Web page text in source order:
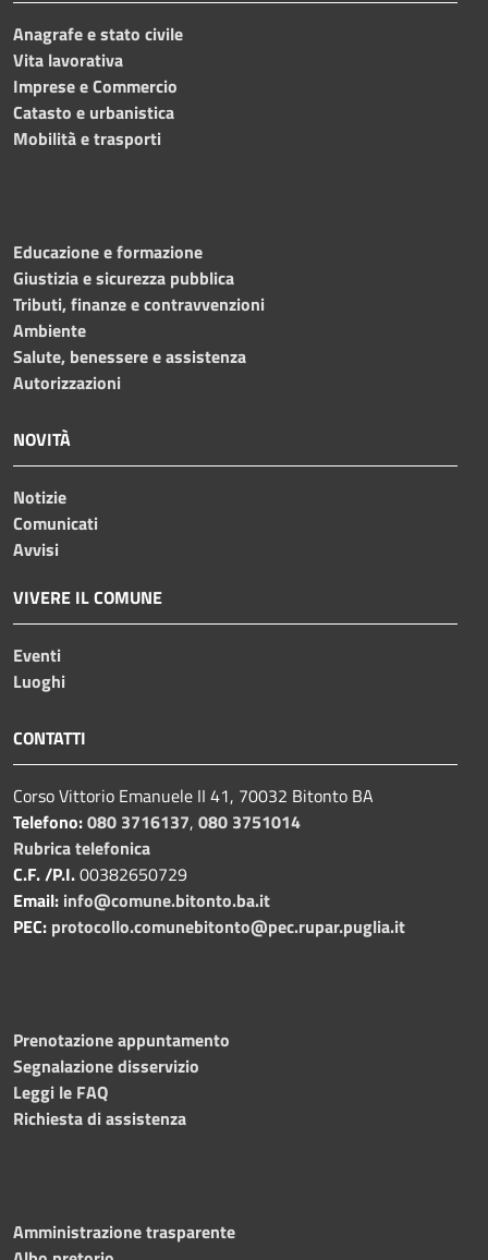
Anagrafe e stato civile
Vita lavorativa
Imprese e Commercio
Catasto e urbanistica
Mobilità e trasporti
Educazione e formazione
Giustizia e sicurezza pubblica
Tributi, finanze e contravvenzioni
Ambiente
Salute, benessere e assistenza
Autorizzazioni
NOVITÀ
Notizie
Comunicati
Avvisi
VIVERE IL COMUNE
Eventi
Luoghi
CONTATTI
Corso Vittorio Emanuele II 41, 70032 Bitonto BA
Telefono:080 3716137, 080 3751014
Rubrica telefonica
C.F. /P.I.00382650729
Email: info@comune.bitonto.ba.it
PEC: protocollo.comunebitonto@pec.rupar.puglia.it
Prenotazione appuntamento
Segnalazione disservizio
Leggi le FAQ
Richiesta di assistenza
Amministrazione trasparente